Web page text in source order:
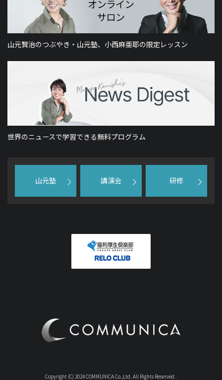
山元賢治のつぶやき・山元塾、小西麻亜耶の限定レッスン
世界のニュースで学習できる無料プログラム
山元塾 講演会 研修
Copyright (C) 2024 COMMUNICA Co.,Ltd. All Rights Reserved .